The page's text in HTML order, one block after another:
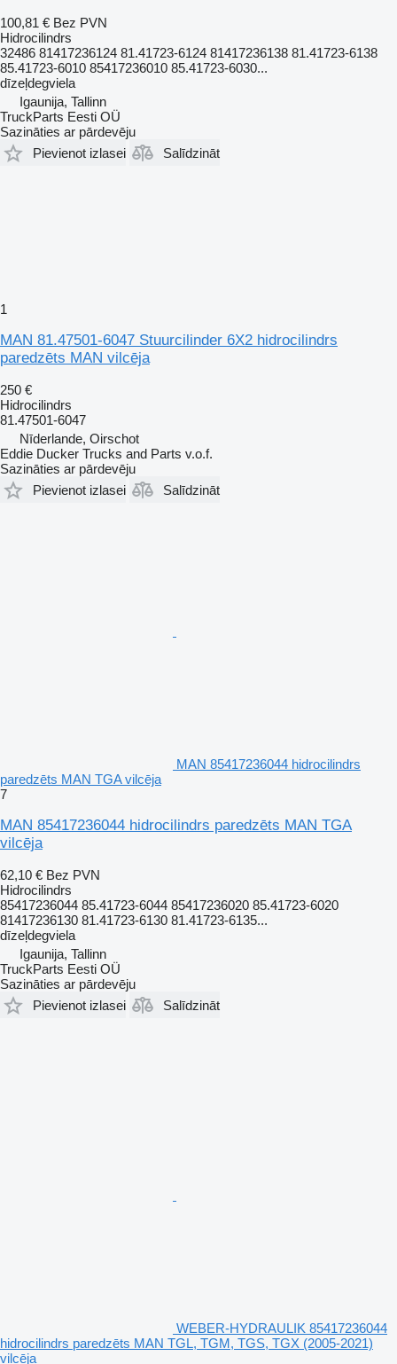
100,81 € Bez PVN
Hidrocilindrs
32486 81417236124 81.41723-6124 81417236138 81.41723-6138
85.41723-6010 85417236010 85.41723-6030...
dīzeļdegviela
Igaunija, Tallinn
TruckParts Eesti OÜ
Sazināties ar pārdevēju
Pievienot izlasei
Salīdzināt
1
MAN 81.47501-6047 Stuurcilinder 6X2 hidrocilindrs
paredzēts MAN vilcēja
250 €
Hidrocilindrs
81.47501-6047
Nīderlande, Oirschot
Eddie Ducker Trucks and Parts v.o.f.
Sazināties ar pārdevēju
Pievienot izlasei
Salīdzināt
MAN 85417236044 hidrocilindrs
paredzēts MAN TGA vilcēja
7
MAN 85417236044 hidrocilindrs paredzēts MAN TGA
vilcēja
62,10 € Bez PVN
Hidrocilindrs
85417236044 85.41723-6044 85417236020 85.41723-6020
81417236130 81.41723-6130 81.41723-6135...
dīzeļdegviela
Igaunija, Tallinn
TruckParts Eesti OÜ
Sazināties ar pārdevēju
Pievienot izlasei
Salīdzināt
WEBER-HYDRAULIK 85417236044
hidrocilindrs paredzēts MAN TGL, TGM, TGS, TGX (2005-2021)
vilcēja